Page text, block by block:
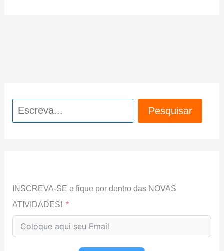
Pesquisar Pesquisar
INSCREVA-SE e fique por dentro das NOVAS
ATIVIDADES!